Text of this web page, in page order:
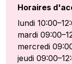
Horaires
lundi
mardi
mercredi
jeudi